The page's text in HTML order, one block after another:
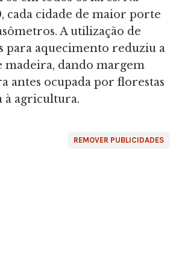
cada cidade de maior porte
A utilização de
para aquecimento reduziu a
madeira, dando margem
antes ocupada por florestas
à agricultura.
REMOVER PUBLICIDADES